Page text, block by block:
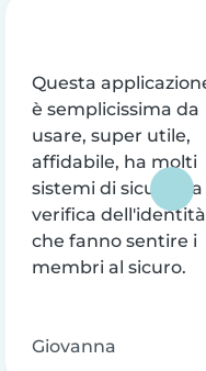
Questa
è semplicissima da
usare, super utile,
affidabile, ha molti
sistemi di sicurezza
verifica dell'identità
che fanno sentire i
membri al sicuro.
Giovanna